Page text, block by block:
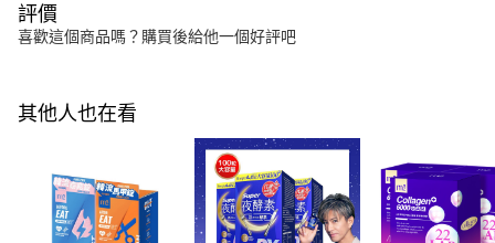
評價
喜歡這個商品嗎？購買後給他一個好評吧
其他人也在看